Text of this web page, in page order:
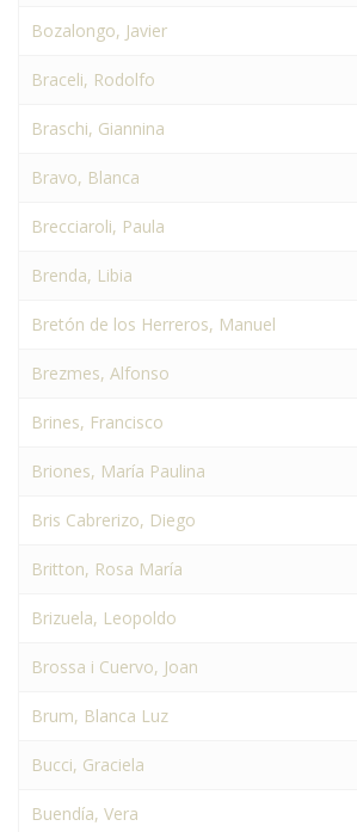
Bozalongo, Javier
Braceli, Rodolfo
Braschi, Giannina
Bravo, Blanca
Brecciaroli, Paula
Brenda, Libia
Bretón de los Herreros, Manuel
Brezmes, Alfonso
Brines, Francisco
Briones, María Paulina
Bris Cabrerizo, Diego
Britton, Rosa María
Brizuela, Leopoldo
Brossa i Cuervo, Joan
Brum, Blanca Luz
Bucci, Graciela
Buendía, Vera